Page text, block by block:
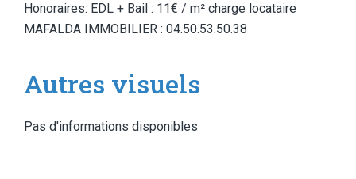
Honoraires: EDL + Bail : 11€ / m² charge locataire
MAFALDA IMMOBILIER : 04.50.53.50.38
Autres visuels
Pas d'informations disponibles